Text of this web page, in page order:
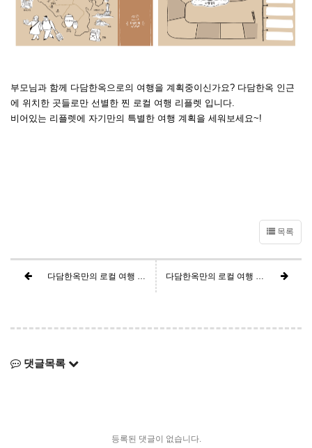
부모님과 함께 다담한옥으로의 여행을 계획중이신가요? 다담한옥 인근
에 위치한 곳들로만 선별한 찐 로컬 여행 리플렛 입니다.
비어있는 리플렛에 자기만의 특별한 여행 계획을 세워보세요~!
목록
다담한옥만의 로컬 여행 리플렛_연인 / 친구들과 함께 다담한옥만의 로컬 여행 리플렛_아이와 함께
댓글목록
등록된 댓글이 없습니다.